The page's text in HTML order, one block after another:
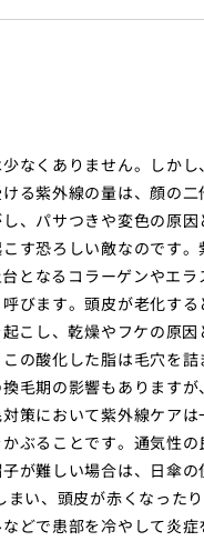
なくありません。しか
る紫外線の量は、顔の
、パサつきや変色の原因
す恐ろしい敵なのです。
となるコラーゲンやエラ
びます。頭皮が老化する
こし、乾燥やフケの原因
の酸化した脂は毛穴を
毛期の影響もありますが
策において紫外線ケア
ぶることです。通気性の
が難しい場合は、日傘の
い、頭皮が赤くなった
どで患部を冷やして炎症